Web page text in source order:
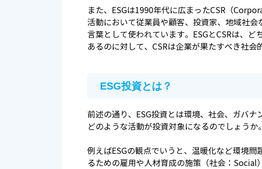
また、ESGは1990年代に広まったCSR（
活動において従業員や顧客、投資家、地域社
言葉として使われています。ESGとCSRは、
あるのに対して、CSRは企業が果たすべき社会
ESG投資とは？
前述の通り、ESG投資とは環境、社会、ガバ
どのような活動が投資対象になるのでしょうか。
例えばESGの観点でいうと、温暖化など環境
るための雇用や人材育成の施策（社会：